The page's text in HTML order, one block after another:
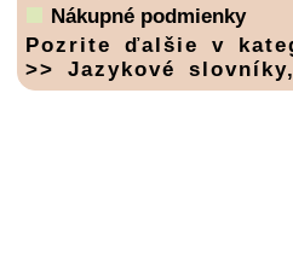
Nákupné podmienky
Pozrite ďalšie v
>> Jazykové